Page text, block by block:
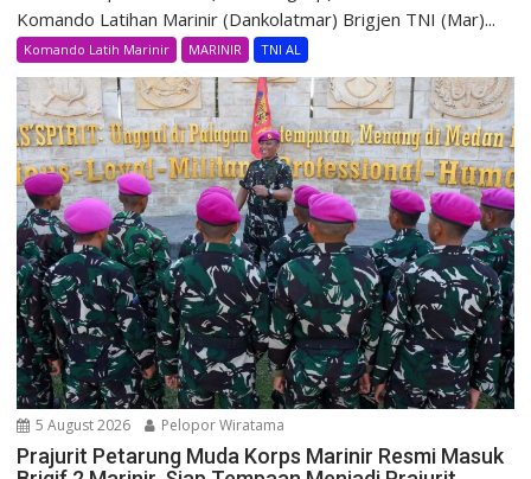
Komando Latihan Marinir (Dankolatmar) Brigjen TNI (Mar)...
Komando Latih Marinir MARINIR TNI AL
5 August 2026 Pelopor Wiratama
Prajurit Petarung Muda Korps Marinir Resmi Masuk